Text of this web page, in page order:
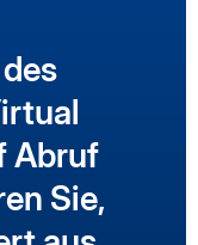
Abruf
Sie,